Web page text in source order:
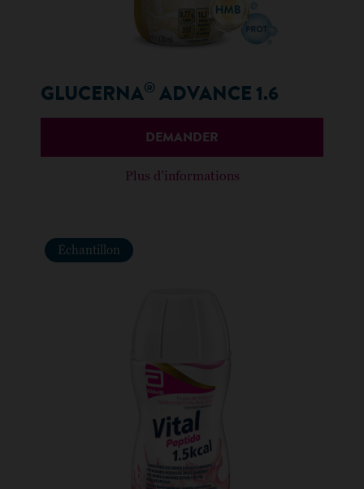
GLUCERNA® ADVANCE 1.6
DEMANDER
Plus d’informations
Échantillon